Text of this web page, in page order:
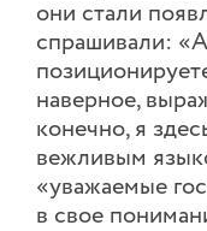
они стали
спрашивали:
наверное,
конечно, я
вежливым
«уважаемые
в свое